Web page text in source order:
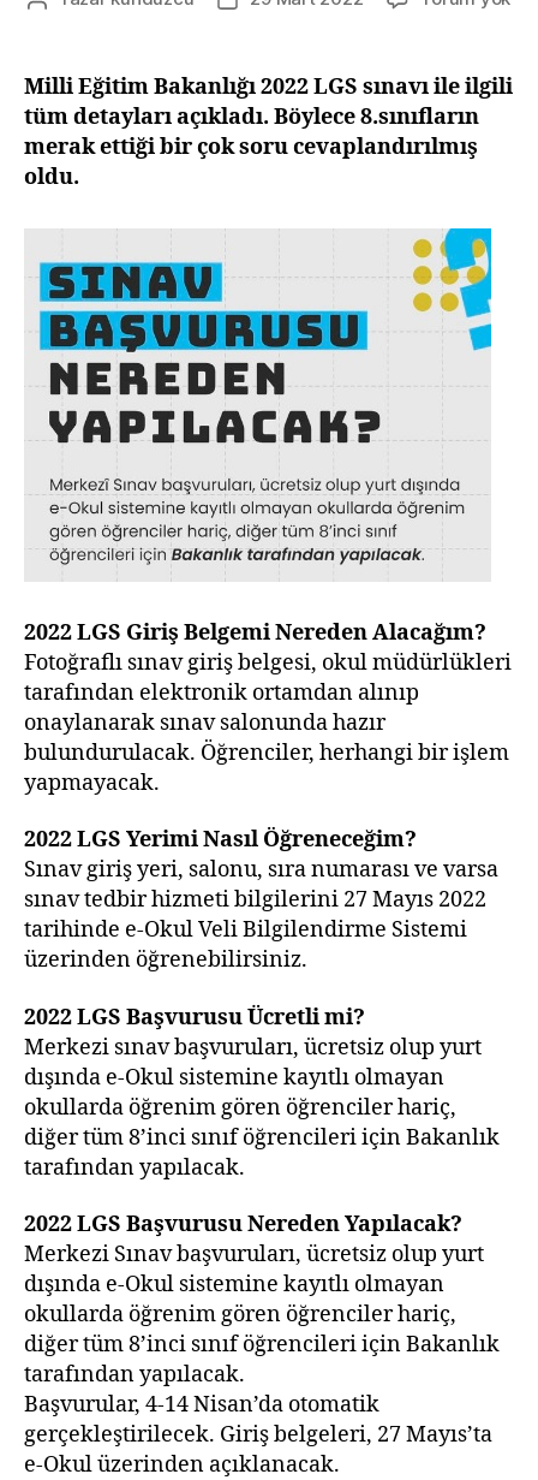
Milli Eğitim Bakanlığı 2022 LGS sınavı ile ilgili
tüm detayları açıkladı. Böylece 8.sınıfların
merak ettiği bir çok soru cevaplandırılmış
oldu.
2022 LGS Giriş Belgemi Nereden Alacağım?
Fotoğraflı sınav giriş belgesi, okul müdürlükleri
tarafından elektronik ortamdan alınıp
onaylanarak sınav salonunda hazır
bulundurulacak. Öğrenciler, herhangi bir işlem
yapmayacak.
2022 LGS Yerimi Nasıl Öğreneceğim?
Sınav giriş yeri, salonu, sıra numarası ve varsa
sınav tedbir hizmeti bilgilerini 27 Mayıs 2022
tarihinde e-Okul Veli Bilgilendirme Sistemi
üzerinden öğrenebilirsiniz.
2022 LGS Başvurusu Ücretli mi?
Merkezi sınav başvuruları, ücretsiz olup yurt
dışında e-Okul sistemine kayıtlı olmayan
okullarda öğrenim gören öğrenciler hariç,
diğer tüm 8’inci sınıf öğrencileri için Bakanlık
tarafından yapılacak.
2022 LGS Başvurusu NeredenYapılacak?
Merkezi Sınav başvuruları, ücretsiz olup yurt
dışında e-Okul sistemine kayıtlı olmayan
okullarda öğrenim gören öğrenciler hariç,
diğer tüm 8’inci sınıf öğrencileri için Bakanlık
tarafından yapılacak.
Başvurular, 4-14 Nisan’da otomatik
gerçekleştirilecek. Giriş belgeleri, 27 Mayıs’ta
e-Okul üzerinden açıklanacak.